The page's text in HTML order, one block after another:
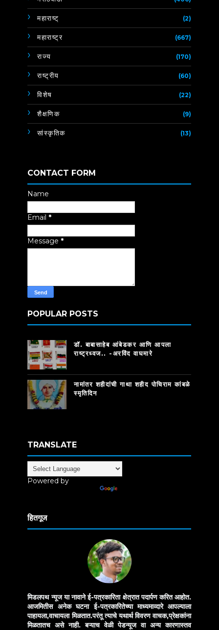
महाराष्ट् (2)
महाराष्ट्र (667)
राज्य (170)
राष्ट्रीय (60)
विशेष (22)
शैक्षणिक (9)
सांस्कृतिक (13)
CONTACT FORM
Name
Email *
Message *
POPULAR POSTS
डॉ. बाबासाहेब आंबेडकर आणि आपला
राष्ट्रध्वज.. -अरविंद वाघमारे
नामांतर शहीदांची गाथा शहीद पोचिराम कांबळे
स्मृतिदिन
TRANSLATE
Powered by
हितगूज
मिडलपथ न्यूज या नावाने ई-पत्रकारिता क्षेत्रात पदार्पण करित आहोत.
आजमितीस अनेक घटना ई-पत्रकारितेच्या माध्यमाव्दारे आपल्याला
पाहायला,वाचायला मिळतात.परंतू त्याचे यथार्थ विवरण वाचक,प्रेक्षकांना
मिळतातच असे नाही. बऱ्याच वेळी पेडन्यूज वा अन्य कारणास्तव